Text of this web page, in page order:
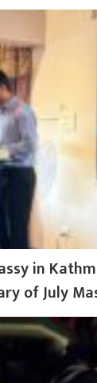
in
of July